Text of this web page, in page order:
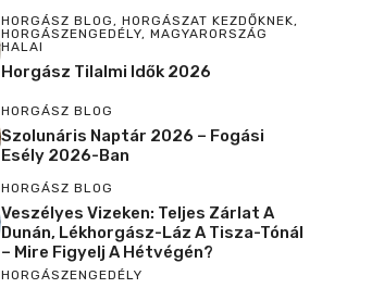
HORGÁSZ BLOG , HORGÁSZAT KEZDŐKNEK,
HORGÁSZENGEDÉLY, MAGYARORSZÁG
HALAI
Horgász Tilalmi Idők 2026
HORGÁSZ BLOG
Szolunáris Naptár 2026 – Fogási
Esély 2026-Ban
HORGÁSZ BLOG
Veszélyes Vizeken: Teljes Zárlat A
Dunán, Lékhorgász-Láz A Tisza-Tónál
– Mire Figyelj A Hétvégén?
HORGÁSZENGEDÉLY